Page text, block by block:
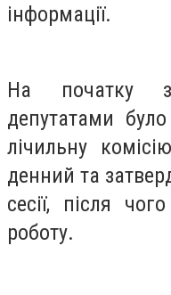
інформації.
На початку
депутатами
лічильну
денний та
сесії, після
роботу.